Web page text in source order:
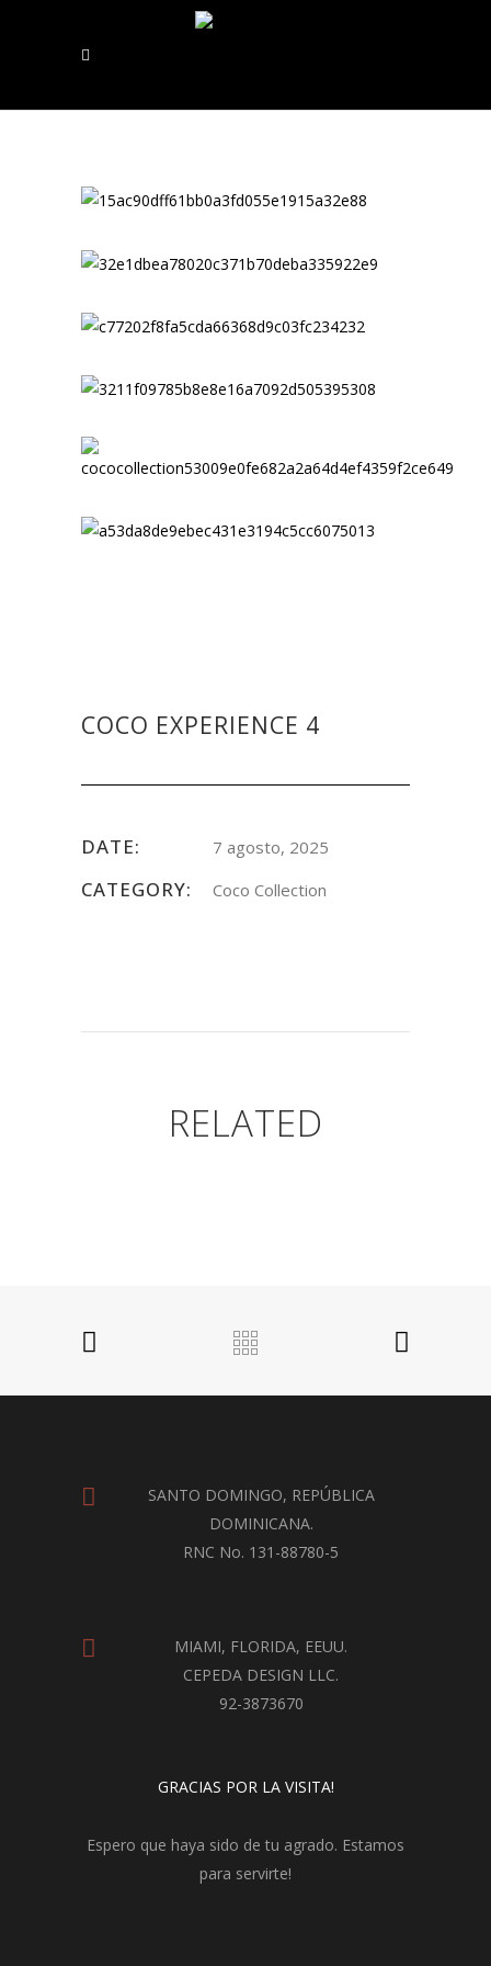
COCO EXPERIENCE 4
DATE: 7 agosto, 2025
CATEGORY: Coco Collection
RELATED
SANTO DOMINGO, REPÚBLICA
DOMINICANA.
RNC No. 131-88780-5
MIAMI, FLORIDA, EEUU.
CEPEDA DESIGN LLC.
92-3873670
GRACIAS POR LA VISITA!
Espero que haya sido de tu agrado. Estamos
para servirte!